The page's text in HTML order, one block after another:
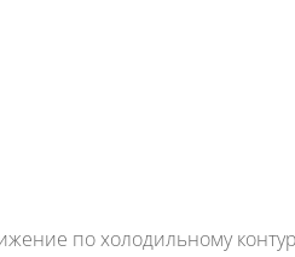
по холодильному